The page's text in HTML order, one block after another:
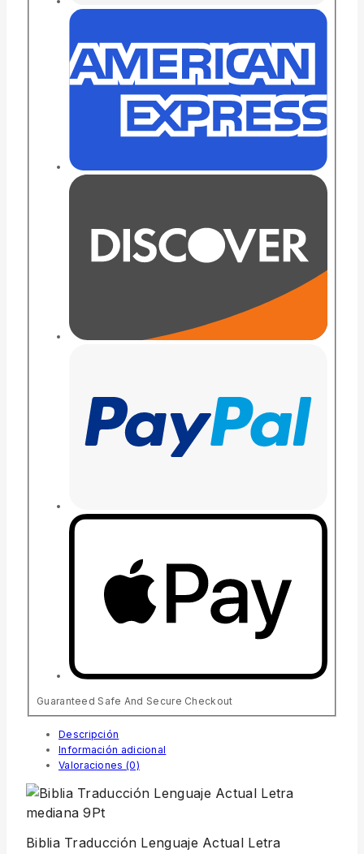
Guaranteed Safe And Secure Checkout
Descripción
Información adicional
Valoraciones (0)
Biblia Traducción Lenguaje Actual Letra